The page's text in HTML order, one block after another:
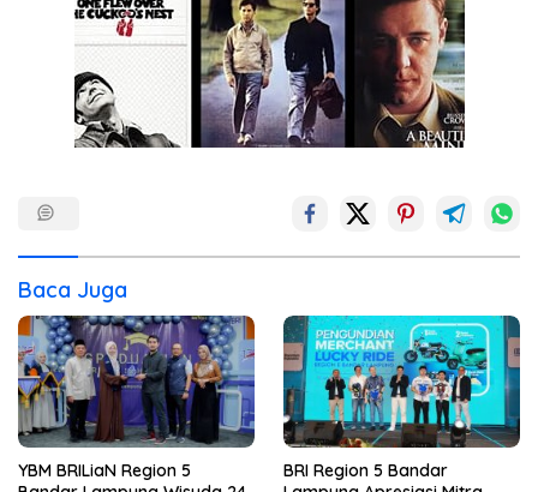
Baca Juga
YBM BRILiaN Region 5
BRI Region 5 Bandar